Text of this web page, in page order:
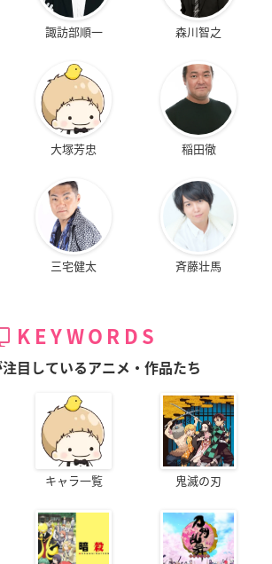
諏訪部順一 森川智之
大塚芳忠 稲田徹
三宅健太 斉藤壮馬
KEYWORDS
目しているアニメ・作品たち
キャラ一覧 鬼滅の刃